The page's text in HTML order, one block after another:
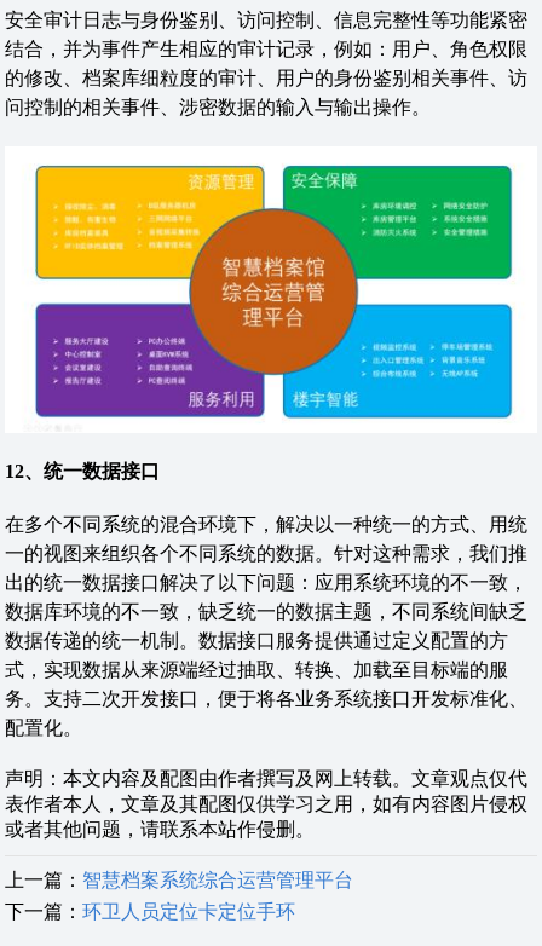
安全审计日志与身份鉴别、访问控制、信息完整性等功能紧密
结合，并为事件产生相应的审计记录，例如：用户、角色权限
的修改、档案库细粒度的审计、用户的身份鉴别相关事件、访
问控制的相关事件、涉密数据的输入与输出操作。
12、统一数据接口
在多个不同系统的混合环境下，解决以一种统一的方式、用统
一的视图来组织各个不同系统的数据。针对这种需求，我们推
出的统一数据接口解决了以下问题：应用系统环境的不一致，
数据库环境的不一致，缺乏统一的数据主题，不同系统间缺乏
数据传递的统一机制。数据接口服务提供通过定义配置的方
式，实现数据从来源端经过抽取、转换、加载至目标端的服
务。支持二次开发接口，便于将各业务系统接口开发标准化、
配置化。
声明：本文内容及配图由作者撰写及网上转载。文章观点仅代
表作者本人，文章及其配图仅供学习之用，如有内容图片侵权
或者其他问题，请联系本站作侵删。
上一篇： 智慧档案系统综合运营管理平台
下一篇：环卫人员定位卡定位手环